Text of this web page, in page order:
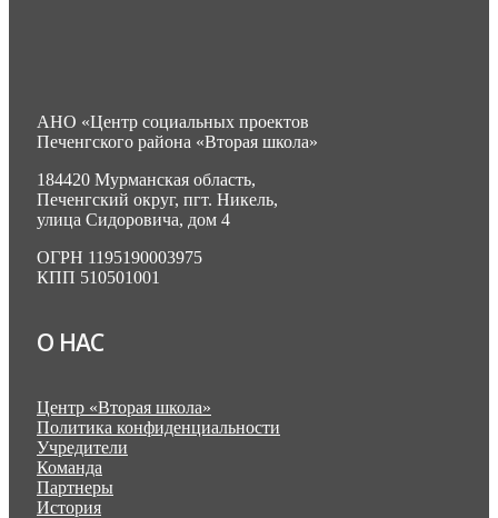
АНО «Центр социальных проектов
Печенгского района «Вторая школа»
184420 Мурманская область,
Печенгский округ, пгт. Никель,
улица Сидоровича, дом 4
ОГРН 1195190003975
КПП 510501001
О НАС
Центр «Вторая школа»
Политика конфиденциальности
Учредители
Команда
Партнеры
История